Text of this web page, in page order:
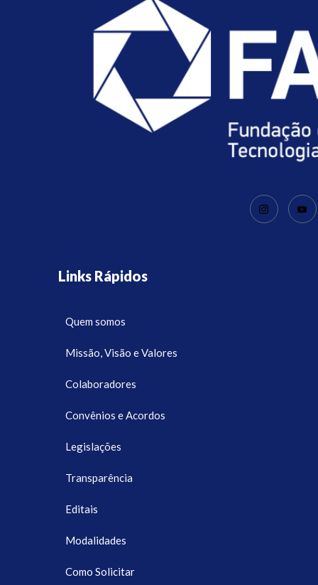
Links Rápidos
Quem somos
Missão, Visão e Valores
Colaboradores
Convênios e Acordos
Legislações
Transparência
Editais
Modalidades
Como Solicitar